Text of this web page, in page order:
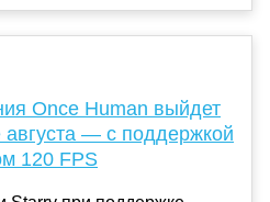
Once Human выйдет
августа — с поддержкой
120 FPS